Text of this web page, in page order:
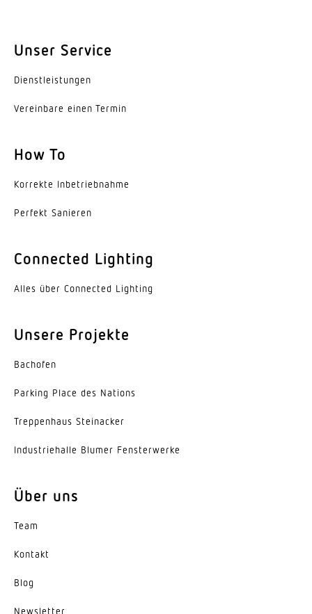
2,50 m
Leistung
9,8 W
679 lm
Farbtemperatur
Leuchtmittel
LED nicht austauschbar
Lebensdauer LED L70B50 (25°)
Ohne
LED Kühlsystem
Active & Passive Thermo Control
Ja
Unterkriechschutz
segmentweise Ausblendung
Unser Service
Dienst­leis­tungen
Vereinbare einen Termin
How To
Korrekte Inbe­trieb­nahme
Perfekt Sanieren
Connected Lighting
Alles über Connected Lighting
Unsere Projekte
Bachofen
Parking Place des Nations
Trep­penhaus Steinacker
Indus­trie­halle Blumer Fensterwerke
Über uns
Team
Kontakt
Blog
News­letter